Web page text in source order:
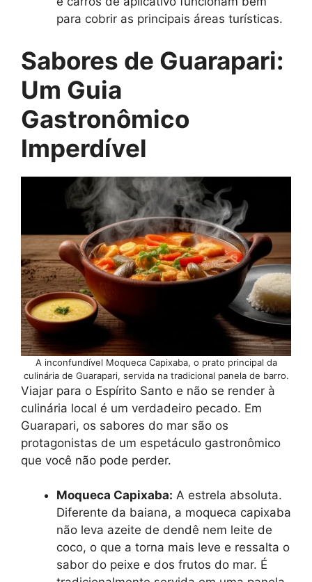
para cobrir as principais áreas turísticas.
Sabores de Guarapari:
Um Guia
Gastronômico
Imperdível
A inconfundível Moqueca Capixaba, o prato principal da
culinária de Guarapari, servida na tradicional panela de barro.
Viajar para o Espírito Santo e não se render à
culinária local é um verdadeiro pecado. Em
Guarapari, os sabores do mar são os
protagonistas de um espetáculo gastronômico
que você não pode perder.
Moqueca Capixaba: A estrela absoluta.
Diferente da baiana, a moqueca capixaba
não leva azeite de dendê nem leite de
coco, o que a torna mais leve e ressalta o
sabor do peixe e dos frutos do mar. É